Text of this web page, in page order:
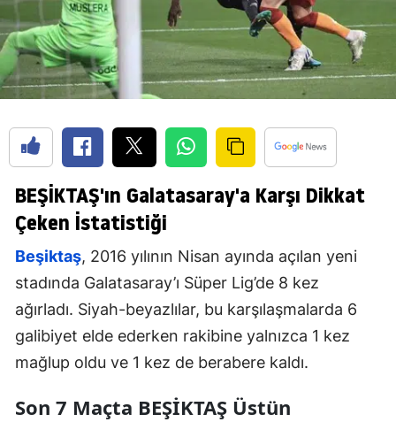
BEŞİKTAŞ'ın Galatasaray'a Karşı Dikkat
Çeken İstatistiği
Beşiktaş, 2016 yılının Nisan ayında açılan yeni
stadında Galatasaray’ı Süper Lig’de 8 kez
ağırladı. Siyah-beyazlılar, bu karşılaşmalarda 6
galibiyet elde ederken rakibine yalnızca 1 kez
mağlup oldu ve 1 kez de berabere kaldı.
Son 7 Maçta BEŞİKTAŞ Üstün